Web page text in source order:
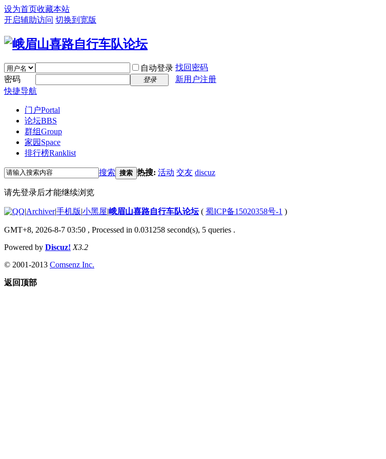
设为首页收藏本站
开启辅助访问 切换到宽版
自动登录 找回密码
密码
登录
新用户注册
快捷导航
门户Portal
论坛BBS
群组Group
家园 Space
排行榜Ranklist
搜索 搜索 热搜: 活动 交友 discuz
请先登录后才能继续浏览
|Archiver|手机版|小黑屋|峨眉山喜路自行车队论坛( 蜀ICP备15020358号-1 )
GMT+8, 2026-8-7 03:50 , Processed in 0.031258 second(s), 5 queries .
Powered by Discuz! X3.2
© 2001-2013 Comsenz Inc.
返回顶部